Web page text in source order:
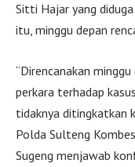
Sitti Hajar yang
itu, minggu depan
“Direncanakan
perkara terhadap
tidaknya ditingkatkan
Polda Sulteng
Sugeng menjawab